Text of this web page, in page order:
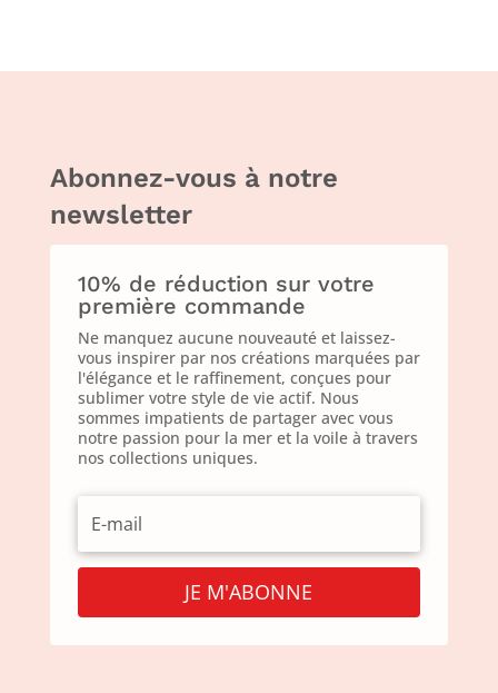
Abonnez-vous à notre
newsletter
10% de réduction sur votre
première commande
Ne manquez aucune nouveauté et laissez-
vous inspirer par nos créations marquées par
l'élégance et le raffinement, conçues pour
sublimer votre style de vie actif. Nous
sommes impatients de partager avec vous
notre passion pour la mer et la voile à travers
nos collections uniques.
JE M'ABONNE